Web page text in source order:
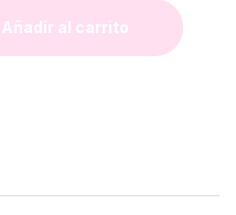
Añadir al carrito